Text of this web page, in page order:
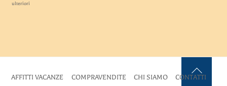
ulteriori
Back
AFFITTI VACANZE COMPRAVENDITE CHI SIAMO CONTATTI